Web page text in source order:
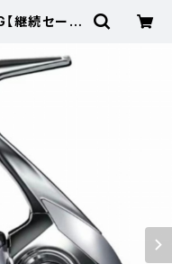
継続セール